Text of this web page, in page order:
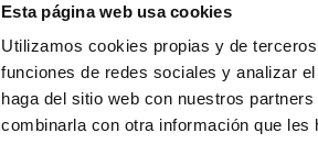
Esta página web usa cookies
Utilizamos cookies propias y de
funciones de redes sociales y analizar
haga del sitio web con nuestros
combinarla con otra información que